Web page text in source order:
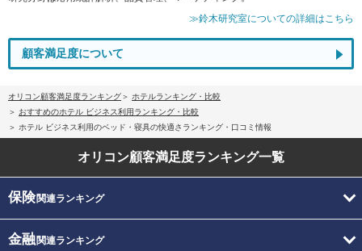
≫鈴木研究室についての詳細はこちら
顧客満足度について
オリコン顧客満足度ランキング
ホテルランキング・比較
おすすめのホテル ビジネス利用ランキング・比較
ホテル ビジネス利用のベッド・寝具の快適さランキング・口コミ情報
オリコン顧客満足度ランキング一覧
保険関連ランキング
金融関連ランキング